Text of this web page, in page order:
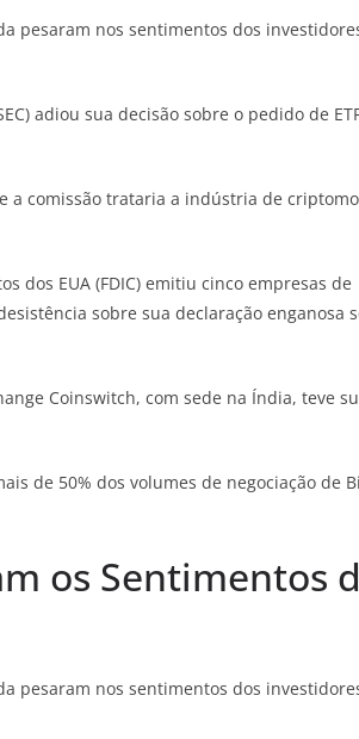
pesaram nos sentimentos dos
adiou sua decisão sobre o pedido de
a comissão trataria a indústria de
dos EUA (FDIC) emitiu cinco empresas de
sobre sua declaração enganosa
Coinswitch, com sede na Índia, teve
de 50% dos volumes de negociação de
os Sentimentos
pesaram nos sentimentos dos